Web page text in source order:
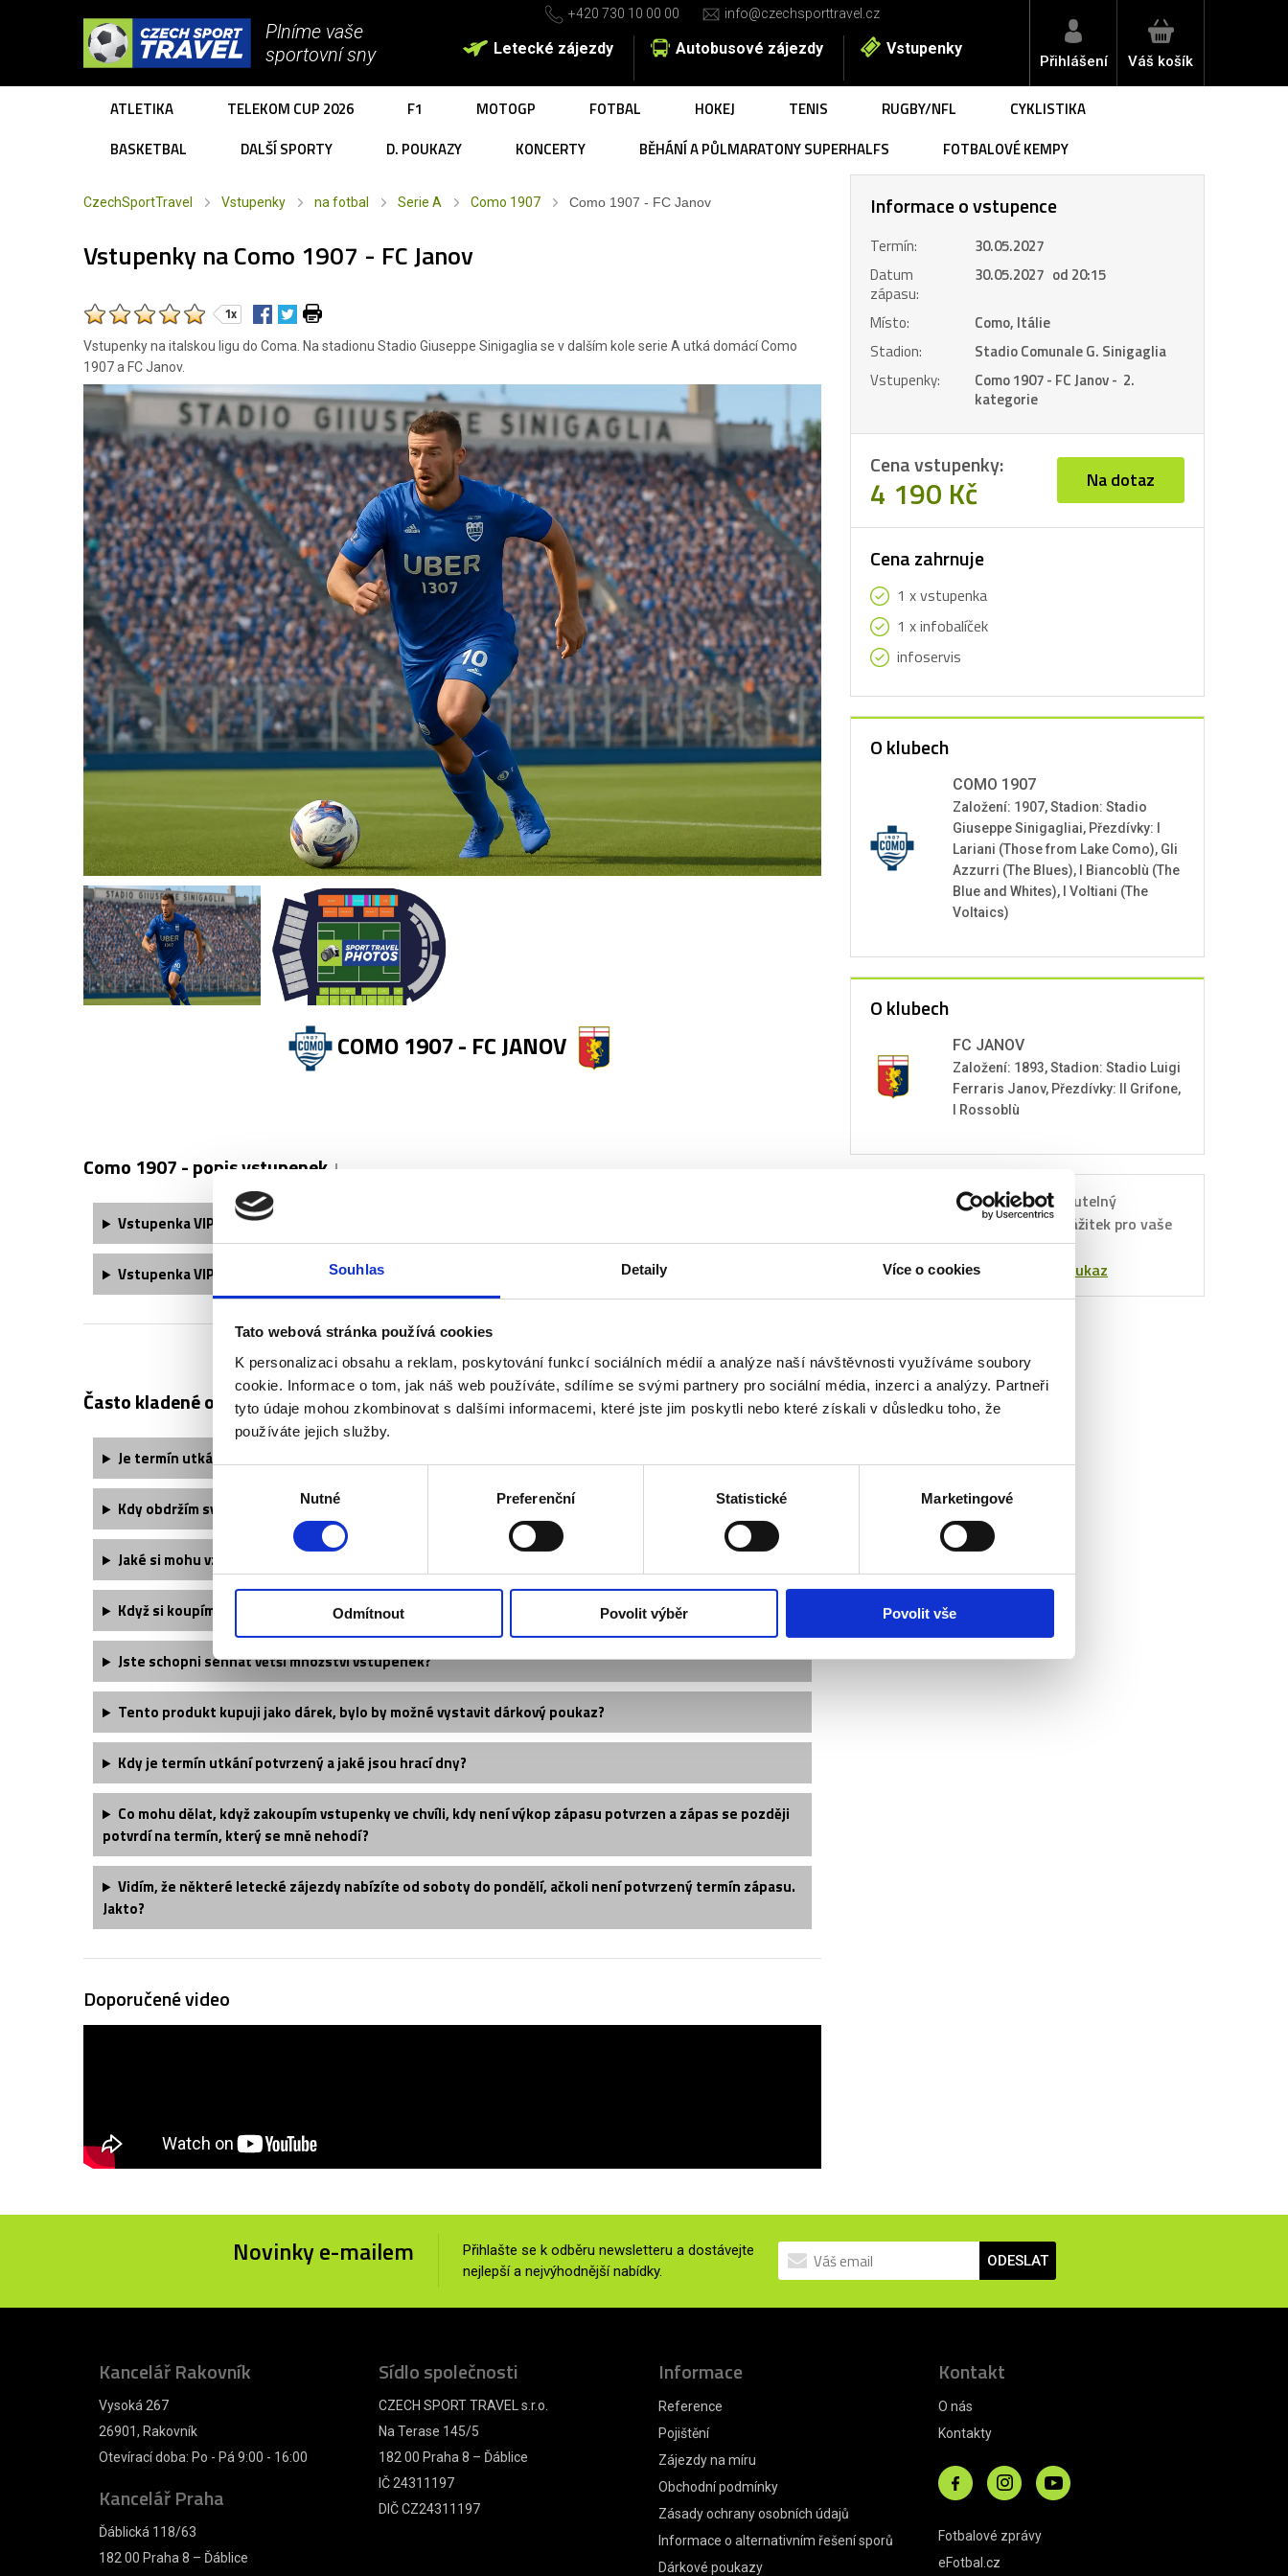
Souhlas Detaily Více o cookies
Tato webová stránka používá cookies
K personalizaci obsahu a reklam, poskytování funkcí sociálních médií a analýze naší návštěvnosti využíváme soubory
cookie. Informace o tom, jak náš web používáte, sdílíme se svými partnery pro sociální média, inzerci a analýzy. Partneři
tyto údaje mohou zkombinovat s dalšími informacemi, které jste jim poskytli nebo které získali v důsledku toho, že
používáte jejich služby.
Výběr
Nutné Preferenční Statistické Marketingové
Odmítnout Povolit výběr Povolit vše
Plníme vaše
sportovní sny
+420 730 10 00 00 info@czechsporttravel.cz
Letecké zájezdy Autobusové zájezdy Vstupenky
Přihlášení Váš košík
ATLETIKA TELEKOM CUP 2026 F1 MOTOGP FOTBAL HOKEJ TENIS RUGBY/NFL
CYKLISTIKA
BASKETBAL
DALŠÍ SPORTY D. POUKAZY KONCERTY BĚHÁNÍ A PŮLMARATONY SUPERHALFS FOTBALOVÉ KEMPY
CzechSportTravel Vstupenky na fotbal Serie A Como 1907 Como 1907 - FC Janov
Vstupenky na Como 1907 - FC Janov
1x
Vstupenky na italskou ligu do Coma. Na stadionu Stadio Giuseppe Sinigaglia se v dalším kole serie A utká domácí Como
1907 a FC Janov.
COMO 1907 - FC JANOV
Como 1907 - popis vstupenek ↓
VstupenkaVIP Yacht - 1. kategorie
VstupenkaVIP Yacht - 2. kategorieobsahuje:
Často kladené otázky:
Je termín utkání finálně potvrzený?
Kdy obdržím své vstupenky?
Jaké si mohu vzít oblečení?
Když si koupím dvě vstupenky, budu mít místa vedle sebe?
Jste schopni sehnat větší množství vstupenek?
Tento produkt kupuji jako dárek, bylo by možné vystavit dárkový poukaz?
Kdy je termín utkání potvrzený a jaké jsou hrací dny?
Co mohu dělat, když zakoupím vstupenky ve chvíli, kdy není výkop zápasu potvrzen a zápas se později
potvrdí na termín, který se mně nehodí?
Vidím, že některé letecké zájezdy nabízíte od soboty do pondělí, ačkoli není potvrzený termín zápasu.
Jakto?
Doporučené video
Informace o vstupence
Termín:
30.05.2027
Datum
zápasu:
30.05.2027 od 20:15
Místo:
Como, Itálie
Stadion:
Stadio Comunale G. Sinigaglia
Vstupenky:
Como 1907 - FC Janov - 2.
kategorie
Cena vstupenky:
4 190 Kč Na dotaz
Cena zahrnuje
1 x vstupenka
1 x infobalíček
infoservis
O klubech
COMO 1907
Založení: 1907, Stadion: Stadio
Giuseppe Sinigagliai, Přezdívky: I
Lariani (Those from Lake Como), Gli
Azzurri (The Blues), I Biancoblù (The
Blue and Whites), I Voltiani (The
Voltaics)
O klubech
FC JANOV
Založení: 1893, Stadion: Stadio Luigi
Ferraris Janov, Přezdívky: Il Grifone,
I Rossoblù
poukaz
Nezapomenutelný
sportovní zážitek pro vaše
blízké.
Objednat poukaz
Novinky e-mailem
Přihlašte se k odběru newsletteru a dostávejte
nejlepší a nejvýhodnější nabídky.
ODESLAT
Kancelář Rakovník
Vysoká 267
26901, Rakovník
Otevírací doba: Po - Pá 9:00 - 16:00
Kancelář Praha
Ďáblická 118/63
182 00 Praha 8 – Ďáblice
Sídlo společnosti
CZECH SPORT TRAVEL s.r.o.
Na Terase 145/5
182 00 Praha 8 – Ďáblice
IČ 24311197
DIČ CZ24311197
Informace
Reference
Pojištění
Zájezdy na míru
Obchodní podmínky
Zásady ochrany osobních údajů
Informace o alternativním řešení sporů
Dárkové poukazy
Kontakt
O nás
Kontakty
Fotbalové zprávy
eFotbal.cz